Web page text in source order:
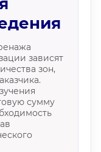
зависят
зон,
сумму